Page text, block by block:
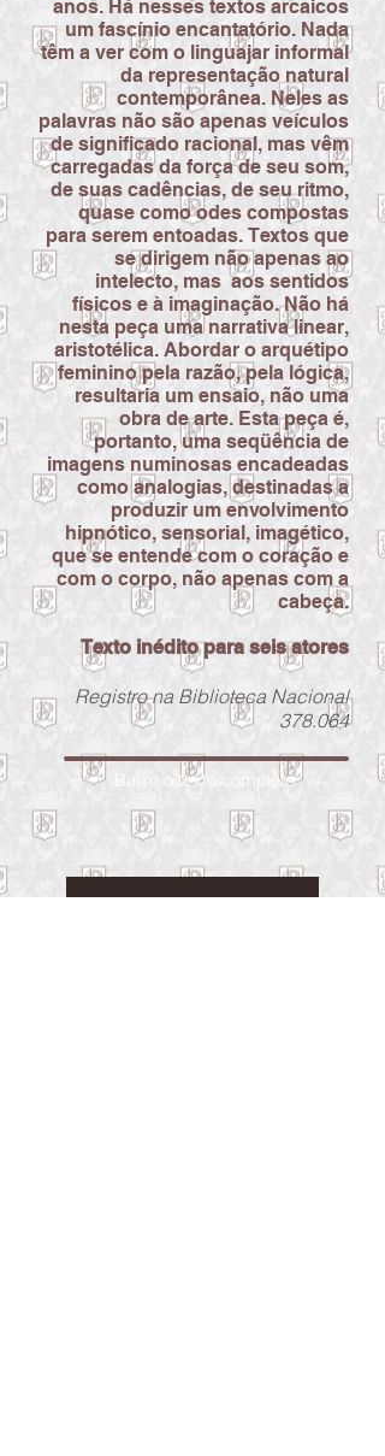
anos. Há nesses textos arcaicos
um fascínio encantatório. Nada
têm a ver com o linguajar informal
da representação natural
contemporânea. Neles as
palavras não são apenas veículos
de significado racional, mas vêm
carregadas da força de seu som,
de suas cadências, de seu ritmo,
quase como odes compostas
para serem entoadas. Textos que
se dirigem não apenas ao
intelecto, mas aos sentidos
físicos e à imaginação.Não há
nesta peça uma narrativa linear,
aristotélica. Abordar o arquétipo
feminino pela razão, pela lógica,
resultaria um ensaio, não uma
obra de arte. Esta peça é,
portanto, uma seqüência de
imagens numinosas encadeadas
como analogias, destinadas a
produzir um envolvimento
hipnótico, sensorial, imagético,
que se entende com o coração e
com o corpo, não apenas com a
cabeça.
Texto inédito para seis atores
Registro na Biblioteca Nacional
378.064
Baixe o texto completo